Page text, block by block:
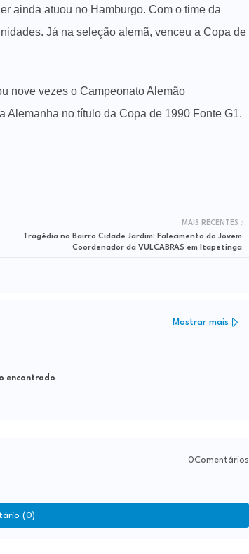
ainda atuou no Hamburgo. Com o time da
Já na seleção alemã, venceu a Copa de
nove vezes o Campeonato Alemão
Alemanha no título da Copa de 1990 Fonte G1.
MAIS RECENTES
Tragédia no Bairro Cidade Jardim: Falecimento do Jovem
Coordenador da VULCABRAS em Itapetinga
Mostrar mais
encontrado
0Comentários
(0)